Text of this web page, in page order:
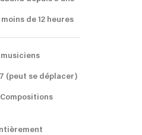
de 12 heures
(peut se déplacer)